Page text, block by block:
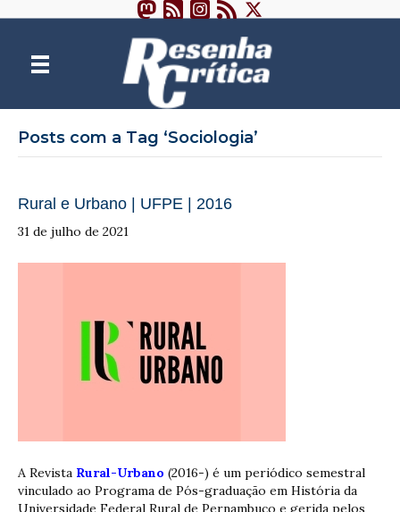
Posts com a Tag ‘Sociologia’
Rural e Urbano | UFPE | 2016
31 de julho de 2021
A Revista Rural-Urbano (2016-) é um periódico semestral
vinculado ao Programa de Pós-graduação em História da
Universidade Federal Rural de Pernambuco e gerida pelos